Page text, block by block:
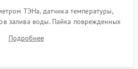
ТЭНа, датчика температуры,
залива воды. Пайка поврежденных
проводки и контактов.
Подробнее